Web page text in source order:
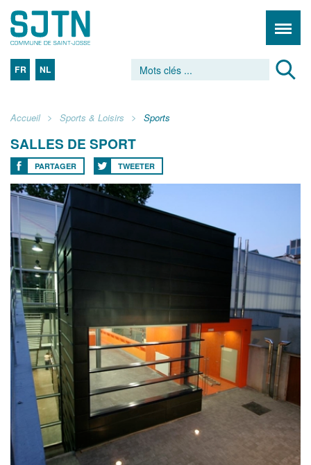
FR NL
Accueil Sports & Loisirs Sports
SALLES DE SPORT
PARTAGER TWEETER